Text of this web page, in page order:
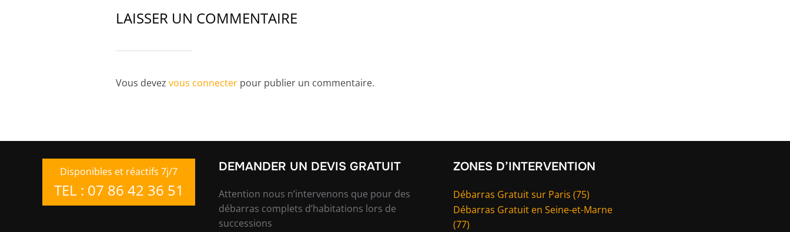
LAISSER UN COMMENTAIRE
Vous devez vous connecter pour publier un commentaire.
Disponibles et réactifs 7j/7
TEL : 07 86 42 36 51
DEMANDER UN DEVIS GRATUIT
Attention nous n’intervenons que pour des
débarras complets d’habitations lors de
successions
ZONES D’INTERVENTION
Débarras Gratuit sur Paris (75)
Débarras Gratuit en Seine-et-Marne
(77)